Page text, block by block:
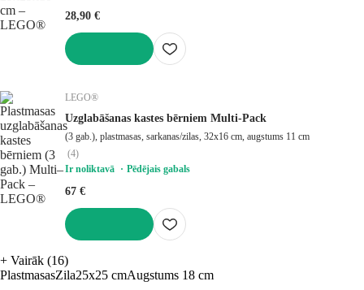
28,90 €
LEGO®
Uzglabāšanas kastes bērniem Multi-Pack
(3 gab.), plastmasas, sarkanas/zilas, 32x16 cm, augstums 11 cm
(4)
Ir noliktavā
Pēdējais gabals
67 €
+ Vairāk (16)
PlastmasasZila25x25 cmAugstums 18 cm